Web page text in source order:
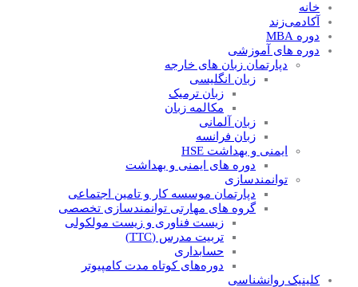
خانه
آکادمی‌زند
دوره MBA
دوره های آموزشی
دپارتمان زبان های خارجه
زبان انگلیسی
زبان ترمیک
مکالمه زبان
زبان آلمانی
زبان فرانسه
ایمنی و بهداشت HSE
دوره های ایمنی و بهداشت
توانمندسازی
دپارتمان موسسه کار و تامین اجتماعی
گروه های مهارتی توانمندسازی تخصصی
زیست فناوری و زیست مولکولی
تربیت مدرس (TTC)
حسابداری
دوره‌های کوتاه مدت کامپیوتر
کلینیک روانشناسی